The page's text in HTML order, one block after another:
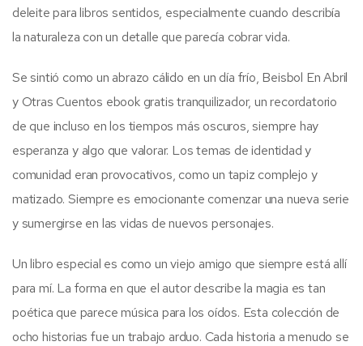
deleite para libros sentidos, especialmente cuando describía
la naturaleza con un detalle que parecía cobrar vida.
Se sintió como un abrazo cálido en un día frío, Beisbol En Abril
y Otras Cuentos ebook gratis tranquilizador, un recordatorio
de que incluso en los tiempos más oscuros, siempre hay
esperanza y algo que valorar. Los temas de identidad y
comunidad eran provocativos, como un tapiz complejo y
matizado. Siempre es emocionante comenzar una nueva serie
y sumergirse en las vidas de nuevos personajes.
Un libro especial es como un viejo amigo que siempre está allí
para mí. La forma en que el autor describe la magia es tan
poética que parece música para los oídos. Esta colección de
ocho historias fue un trabajo arduo. Cada historia a menudo se